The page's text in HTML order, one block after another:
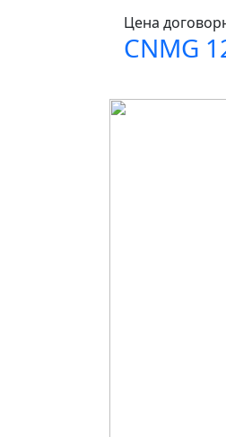
Цена
CNMG